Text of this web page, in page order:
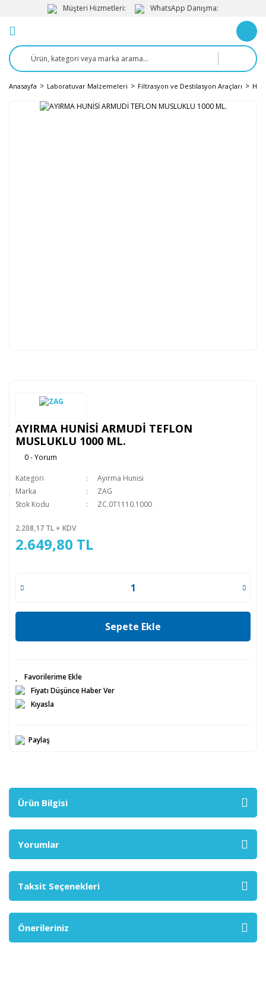
Müşteri Hizmetleri: WhatsApp Danışma:
Anasayfa Laboratuvar Malzemeleri Filtrasyon ve Destilasyon Araçları
AYIRMA HUNİSİ ARMUDİ TEFLON
MUSLUKLU 1000 ML.
0 - Yorum
Kategori
Ayırma Hunisi
Marka
ZAG
Stok Kodu
ZC.0T1110.1000
2.208,17 TL + KDV
2.649,80 TL
Sepete Ekle
Fiyatı Düşünce Haber Ver
Kıyasla
Paylaş
Ürün Bilgisi
Yorumlar
Taksit Seçenekleri
Önerileriniz